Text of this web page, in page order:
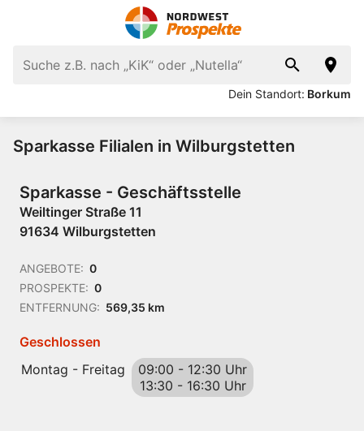
Dein Standort: Borkum
Sparkasse Filialen in Wilburgstetten
Sparkasse - Geschäftsstelle
Weiltinger Straße 11
91634 Wilburgstetten
ANGEBOTE: 0
PROSPEKTE: 0
ENTFERNUNG: 569,35 km
Geschlossen
Montag - Freitag
09:00 - 12:30 Uhr
13:30 - 16:30 Uhr